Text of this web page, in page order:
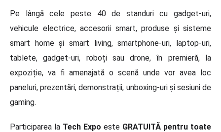
Pe lângă cele peste 40 de standuri cu gadget-uri,
vehicule electrice, accesorii smart, produse și sisteme
smart home și smart living, smartphone-uri, laptop-uri,
tablete, gadget-uri, roboți sau drone, în premieră, la
expoziție, va fi amenajată o scenă unde vor avea loc
paneluri, prezentări, demonstrații, unboxing-uri și sesiuni de
gaming.
Participarea la Tech Expo este GRATUITĂ pentru toate